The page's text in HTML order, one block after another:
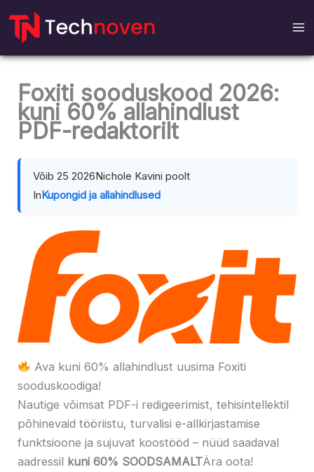
juurde
Foxiti sooduskood 2026:
kuni 60% allahindlust
PDF-redaktorilt
Võib 25 2026Nichole Kavini poolt
InKupongid ja allahindlused
Ava kuni 60% allahindlust uusima Foxiti
sooduskoodiga!
Nautige võimsat PDF-i redigeerimist, tehisintellektil
põhinevaid tööriistu, turvalisi e-allkirjastamise
funktsioone ja sujuvat koostööd – nüüd saadaval
aadressil kuni 60% SOODSAMALTÄra oota!